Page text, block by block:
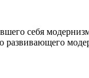
себя
развивающего